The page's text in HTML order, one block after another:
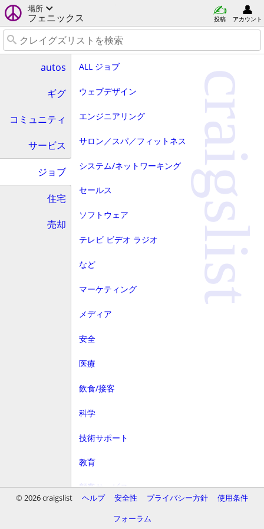
場所
フェニックス 投稿 アカウント
autos
ギグ
コミュニティ
サービス
ジョブ
住宅
売却
ALL ジョブ
ウェブデザイン
エンジニアリング
サロン／スパ／フィットネス
システム/ネットワーキング
セールス
ソフトウェア
テレビ ビデオ ラジオ
など
マーケティング
メディア
安全
医療
飲食/接客
科学
技術サポート
教育
顧客サービス
craigslist
© 2026 craigslist ヘルプ 安全性 プライバシー方針
使用条件
フォーラム